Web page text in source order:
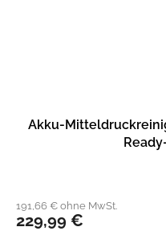
Akku-
191,66 € ohne MwSt.
229,99 €